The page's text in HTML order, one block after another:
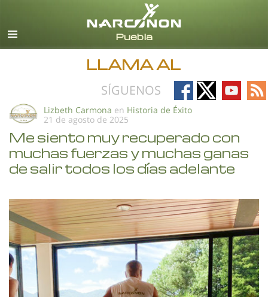
Español
Todas las Regiones/Idiomas
LLAMA AL
SÍGUENOS
Follow
on
Follow
on
Follow
on
on
Lizbeth Carmona en Historia de Éxito
21 de agosto de 2025
Me siento muy recuperado con
muchas fuerzas y muchas ganas
de salir todos los días adelante